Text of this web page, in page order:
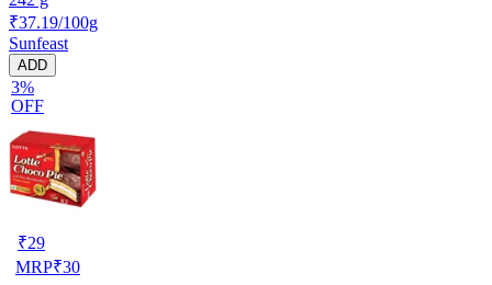
₹37.19/100g
Sunfeast
ADD
3%
OFF
₹29
MRP₹30